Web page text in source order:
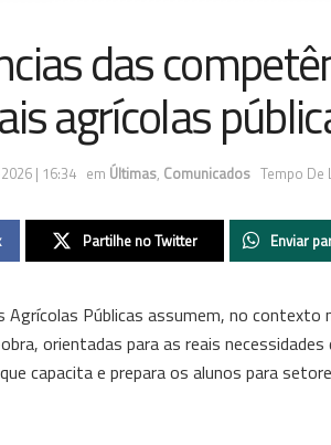
das
agrícolas
| 16:34 em Últimas, Comunicados Tempo De
Partilhe no Twitter Enviar
Públicas assumem, no
orientadas para as reais
capacita e prepara os alunos para